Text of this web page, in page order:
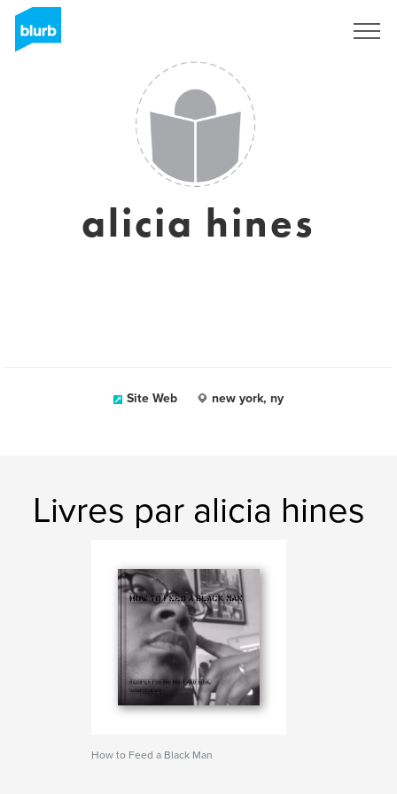
alicia hines
Site Web new york, ny
Livres par alicia hines
How to Feed a Black Man